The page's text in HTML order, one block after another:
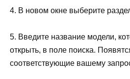
4. В новом окне выберите
5. Введите название модели,
открыть, в поле поиска.
соответствующие вашему